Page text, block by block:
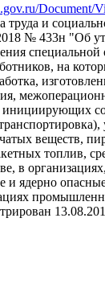
Document/
труда и
№ 433н "Об
на
инициирующих
веществ,
топлив,
в
и ядерно